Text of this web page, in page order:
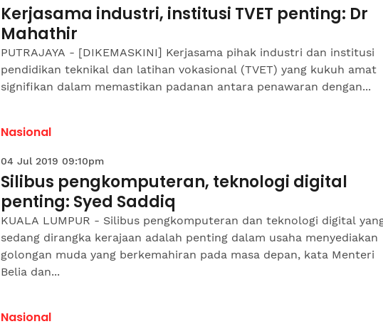
Kerjasama industri, institusi TVET penting: Dr
Mahathir
PUTRAJAYA - [DIKEMASKINI] Kerjasama pihak industri dan institusi
pendidikan teknikal dan latihan vokasional (TVET) yang kukuh amat
signifikan dalam memastikan padanan antara penawaran dengan...
Nasional
04 Jul 2019 09:10pm
Silibus pengkomputeran, teknologi digital
penting: Syed Saddiq
KUALA LUMPUR - Silibus pengkomputeran dan teknologi digital
sedang dirangka kerajaan adalah penting dalam usaha menyediakan
golongan muda yang berkemahiran pada masa depan, kata Menteri
Belia dan...
Nasional